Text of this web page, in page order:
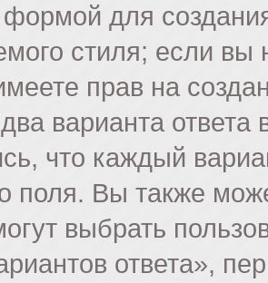
для
стиля; если
прав на
варианта ответа
что каждый
поля. Вы также
выбрать
ответа»,